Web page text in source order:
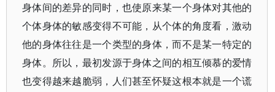
身体间的差异的同时，也使原来某一个身体对其他的
个体身体的敏感变得不可能，从个体的角度看，激动
他的身体往往是一个类型的身体，而不是某一特定的
身体。所以，最初发源于身体之间的相互倾慕的爱情
也变得越来越脆弱，人们甚至怀疑这根本就是一个谎